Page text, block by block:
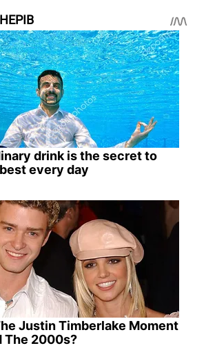
drink is the secret to
every day
Justin Timberlake Moment
The 2000s?